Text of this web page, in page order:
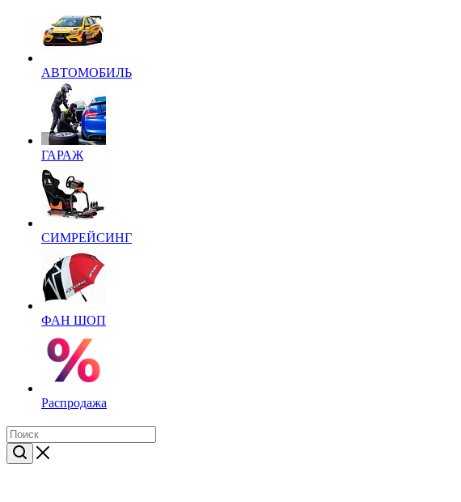
АВТОМОБИЛЬ
ГАРАЖ
СИМРЕЙСИНГ
ФАН ШОП
Распродажа